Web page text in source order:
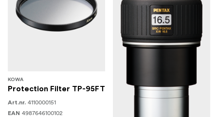
KOWA
Protection Filter TP-95FT
Art.nr. 4110000151
EAN 4987646100102